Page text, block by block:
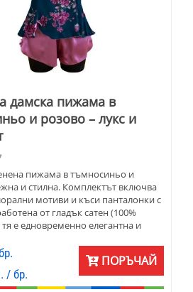
дамска пижама в
и розово – лукс и
пижама в тъмносиньо и
и стилна. Комплектът включва
мотиви и къси панталонки с
от гладък сатен (100%
тя е едновременно елегантна и
подарък – опакована в
/ бр.
ПОРЪЧАЙ